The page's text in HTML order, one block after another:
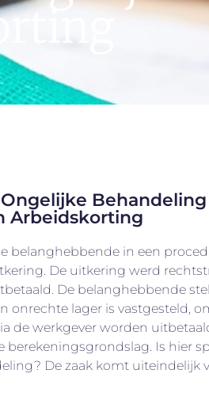
Ongelijke
Arbeidskorting
belanghebbende in een
De uitkering werd
De belanghebbende
onrechte lager is vastgesteld,
de werkgever worden
berekeningsgrondslag. Is hier
De zaak komt uiteindelijk